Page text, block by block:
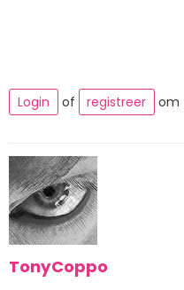
Login of registreer om
TonyCoppo